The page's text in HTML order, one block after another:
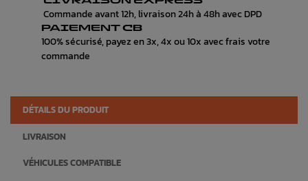
Commande avant 12h, livraison 24h à 48h avec DPD
PAIEMENT CB
100% sécurisé, payez en 3x, 4x ou 10x avec frais votre
commande
DÉTAILS DU PRODUIT
LIVRAISON
VÉHICULES COMPATIBLE